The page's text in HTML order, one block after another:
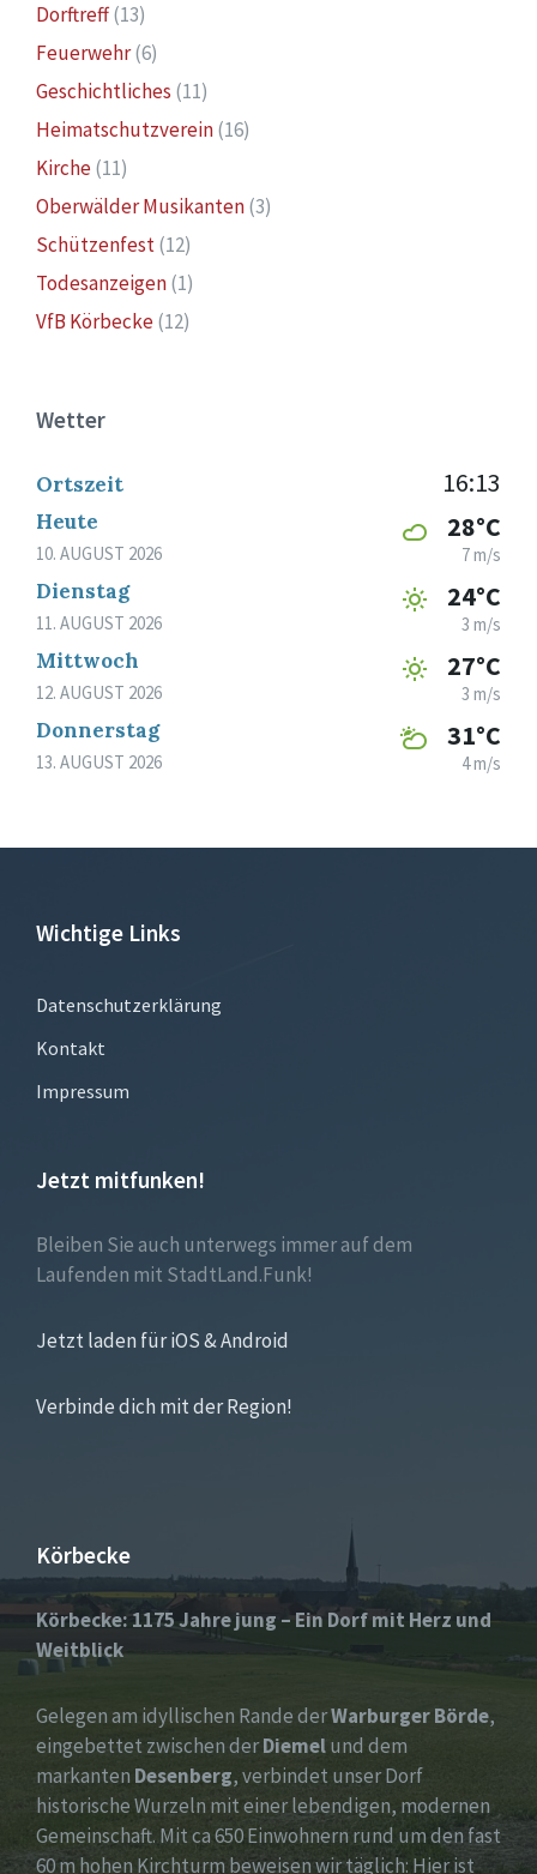
Dorftreff(13)
Feuerwehr(6)
Geschichtliches (11)
Heimatschutzverein(16)
Kirche(11)
Oberwälder Musikanten(3)
Schützenfest(12)
Todesanzeigen(1)
VfB Körbecke(12)
Wetter
Ortszeit 16:13
Heute
10. AUGUST 2026
28°C
7 m/s
Dienstag
11. AUGUST 2026
24°C
3 m/s
Mittwoch
12. AUGUST 2026
27°C
3 m/s
Donnerstag
13. AUGUST 2026
31°C
4 m/s
Wichtige Links
Datenschutzerklärung
Kontakt
Impressum
Jetzt mitfunken!
Bleiben Sie auch unterwegs immer auf dem
Laufenden mit StadtLand.Funk!
Jetzt laden für iOS & Android
Verbinde dich mit der Region!
Körbecke
Körbecke: 1175 Jahre jung – Ein Dorf mit Herz und
Weitblick
Gelegen am idyllischen Rande derWarburger Börde,
eingebettet zwischen derDiemelund dem
markanten Desenberg, verbindet unser Dorf
historische Wurzeln mit einer lebendigen, modernen
Gemeinschaft. Mit ca 650 Einwohnern rund um den fast
60 m hohen Kirchturm beweisen wir täglich: Hier ist